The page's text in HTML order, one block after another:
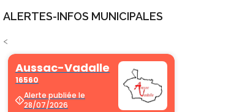
ALERTES-INFOS MUNICIPALES
<